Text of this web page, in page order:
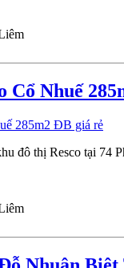
Cổ Nhuế
đô thị Resco tại 74